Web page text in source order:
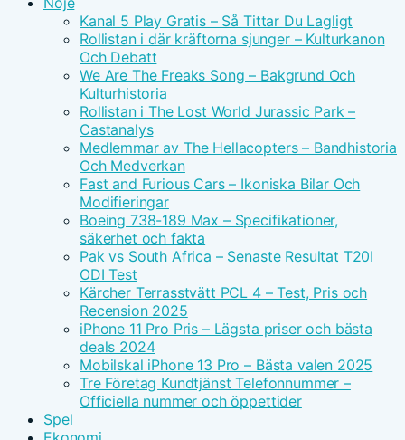
Kanal 5 Play Gratis – Så Tittar Du Lagligt
Rollistan i där kräftorna sjunger – Kulturkanon
Och Debatt
We Are The Freaks Song – Bakgrund Och
Kulturhistoria
Rollistan i The Lost World Jurassic Park –
Castanalys
Medlemmar av The Hellacopters – Bandhistoria
Och Medverkan
Fast and Furious Cars – Ikoniska Bilar Och
Modifieringar
Boeing 738-189 Max – Specifikationer,
säkerhet och fakta
Pak vs South Africa – Senaste Resultat T20I
ODI Test
Kärcher Terrasstvätt PCL 4 – Test, Pris och
Recension 2025
iPhone 11 Pro Pris – Lägsta priser och bästa
deals 2024
Mobilskal iPhone 13 Pro – Bästa valen 2025
Tre Företag Kundtjänst Telefonnummer –
Officiella nummer och öppettider
Spel